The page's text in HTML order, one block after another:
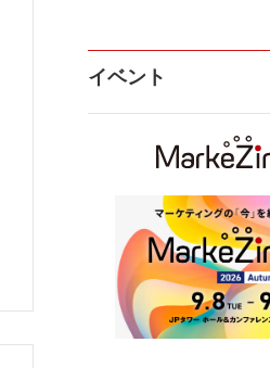
イベント